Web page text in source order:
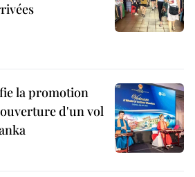
la promotion
d'un vol